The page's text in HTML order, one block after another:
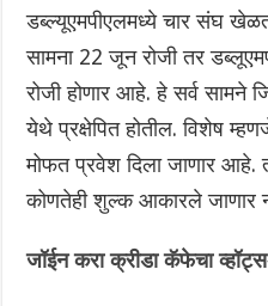
डब्ल्यूएमपीएलमध्ये चार संघ
सामना 22 जून रोजी तर
रोजी होणार आहे. हे सर्व सामने
येथे प्रक्षेपित होतील.‌ विशेष म्हणजे
मोफत प्रवेश दिला जाणार आहे.
कोणतेही शुल्क आकारले जाणार
जॉईन करा क्रीडा कॅफेचा